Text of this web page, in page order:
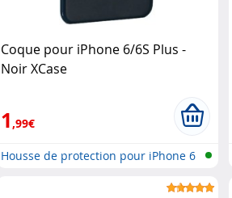
Coque pour iPhone 6/6S Plus -
Noir XCase
1,99€
Housse de protection pour iPhone 6